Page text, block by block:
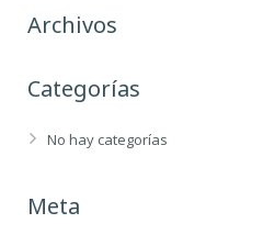
Archivos
Categorías
No hay categorías
Meta